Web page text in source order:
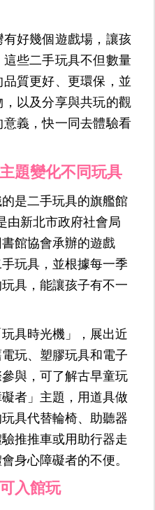
好幾個遊戲場，讓孩
些二手玩具不但數量
質更好、更環保，並
以及分享與共玩的觀
義，快一同去體驗看
題變化不同玩具
是二手玩具的旗艦館
由新北市政府社會局
館協會承辦的遊戲
玩具，並根據每一季
具，能讓孩子有不一
具時光機」，展出近
玩、塑膠玩具和電子
與，可了解古早童玩
者」主題，用道具做
具代替輪椅、助聽器
推推車或用助行器走
身心障礙者的不便。
入館玩